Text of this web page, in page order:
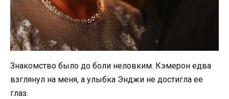
Знакомство было до боли неловким. Кэмерон едва
взглянул на меня, а улыбка Энджи не достигла ее
глаз.